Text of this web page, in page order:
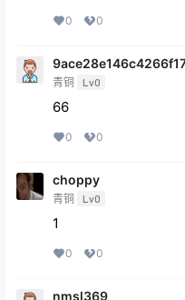
0 0
青铜 Lv0
66
0 0
choppy
青铜 Lv0
1
0 0
nmsl369